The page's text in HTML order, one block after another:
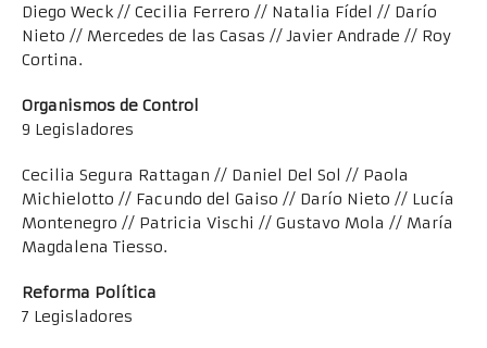
Diego Weck // Cecilia Ferrero // Natalia Fídel // Darío
Nieto // Mercedes de las Casas // Javier Andrade // Roy
Cortina.
Organismos de Control
9 Legisladores
Cecilia Segura Rattagan // Daniel Del Sol // Paola
Michielotto // Facundo del Gaiso // Darío Nieto // Lucía
Montenegro // Patricia Vischi // Gustavo Mola // María
Magdalena Tiesso.
Reforma Política
7 Legisladores